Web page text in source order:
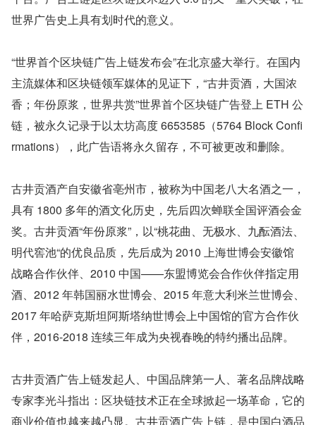
世界广告史上具有划时代的意义。
“世界首个区块链广告上链发布会”在北京盛大举行。在国内
主流媒体和区块链领军媒体的见证下，“古井贡酒，大国浓
香；年份原浆，世界共赏”世界首个区块链广告登上 ETH 公
链，被永久记录于以太坊高度 6653585（5764 Block Confi
rmations），此广告语将永久留存，不可被更改和删除。
古井贡酒产自安徽省亳州市，被称为中国老八大名酒之一，
具有 1800 多年的酒文化历史，先后四次蝉联全国评酒会金
奖。古井贡酒“年份原浆”，以“桃花曲、无极水、九酝酒法、
明代窖池“的优良品质，先后成为 2010 上海世博会安徽馆
战略合作伙伴、2010 中国——东盟博览会合作伙伴指定用
酒、2012 年韩国丽水世博会、2015 年意大利米兰世博会、
2017 年哈萨克斯坦阿斯塔纳世博会上中国馆的官方合作伙
伴，2016-2018 连续三年成为央视春晚的特约播出品牌。
古井贡酒广告上链发起人、中国品牌第一人、著名品牌战略
专家李光斗指出：区块链技术正在全球掀起一场革命，它的
商业价值也越来越凸显。古井贡酒广告上链，是中国白酒品